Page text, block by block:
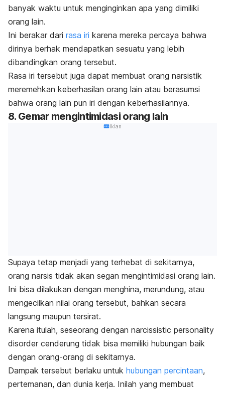
banyak waktu untuk menginginkan apa yang dimiliki
orang lain.
Ini berakar dari rasa iri karena mereka percaya bahwa
dirinya berhak mendapatkan sesuatu yang lebih
dibandingkan orang tersebut.
Rasa iri tersebut juga dapat membuat orang narsistik
meremehkan keberhasilan orang lain atau berasumsi
bahwa orang lain pun iri dengan keberhasilannya.
8. Gemar mengintimidasi orang lain
Iklan
Supaya tetap menjadi yang terhebat di sekitarnya,
orang narsis tidak akan segan mengintimidasi orang lain.
Ini bisa dilakukan dengan menghina, merundung, atau
mengecilkan nilai orang tersebut, bahkan secara
langsung maupun tersirat.
Karena itulah, seseorang dengan narcissistic personality
disorder cenderung tidak bisa memiliki hubungan baik
dengan orang-orang di sekitarnya.
Dampak tersebut berlaku untuk hubungan percintaan,
pertemanan, dan dunia kerja. Inilah yang membuat